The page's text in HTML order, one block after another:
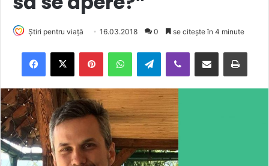
Știri pentru viață 16.03.2018 0 se citește în 4 minute
Telegram